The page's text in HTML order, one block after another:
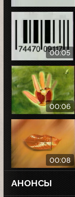
00:05
00:06
00:08
АНОНСЫ